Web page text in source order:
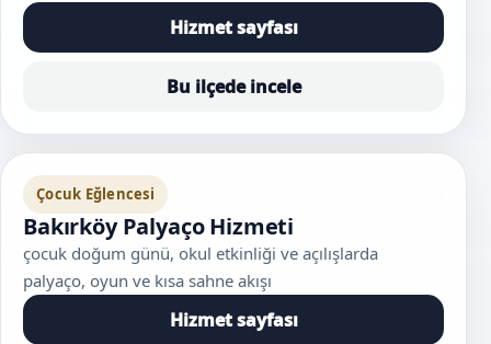
Hizmet sayfası
Bu ilçede incele
Çocuk Eğlencesi
Bakırköy Palyaço Hizmeti
çocuk doğum günü, okul etkinliği ve açılışlarda
palyaço, oyun ve kısa sahne akışı
Hizmet sayfası